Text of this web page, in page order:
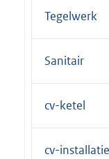
Tegelwerk
Sanitair
cv-ketel
cv-